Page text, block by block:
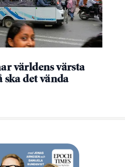
världens värsta
ska det vända